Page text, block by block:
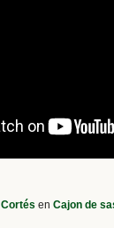
en Cajon de